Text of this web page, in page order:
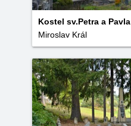
Kostel sv.Petra a Pavla
Miroslav Král